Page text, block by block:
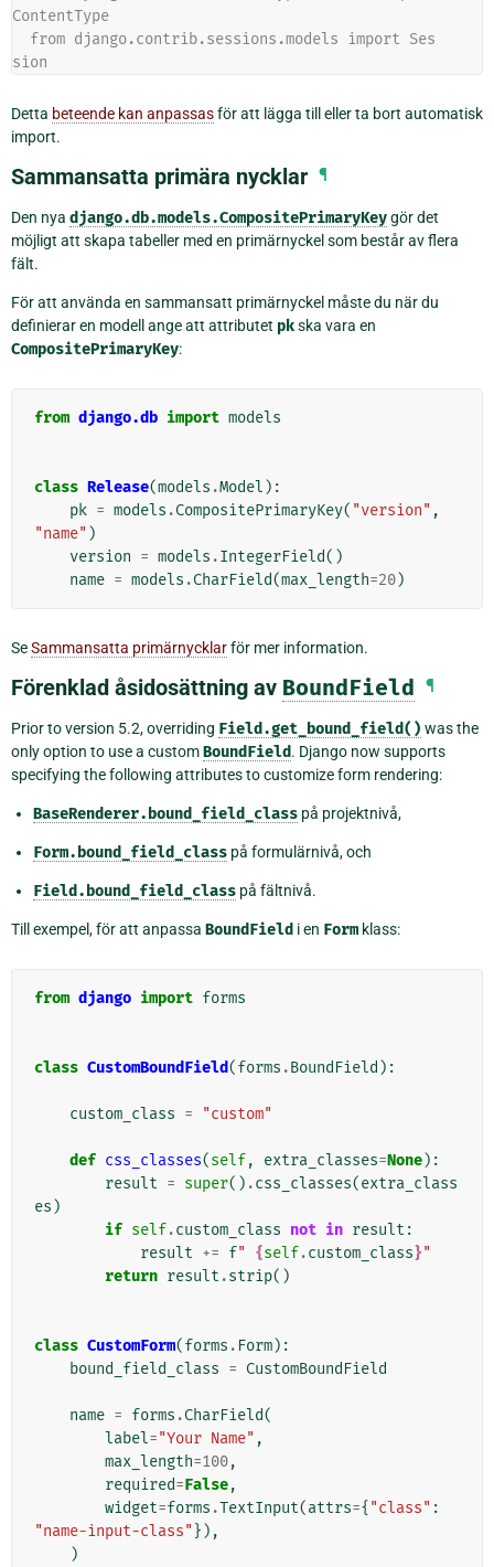
ContentType
sion
Detta beteende kan anpassasför att lägga till eller ta bort automatisk
import.
Sammansatta primära nycklar ¶
Den nya django.db.models.CompositePrimaryKeygör det
möjligt att skapa tabeller med en primärnyckel som består av flera
fält.
För att använda en sammansatt primärnyckel måste du när du
definierar en modell ange att attributet pkska vara en
CompositePrimaryKey:
from django.db import models
class Release(models .Model ):
pk = models .CompositePrimaryKey( "version" ,
"name" )
version = models .IntegerField()
name = models .CharField(max_length=20)
SeSammansatta primärnycklarför mer information.
Förenklad åsidosättning av BoundField ¶
Prior to version 5.2, overriding Field.get_bound_field() was the
only option to use a customBoundField. Django now supports
specifying the following attributes to customize form rendering:
BaseRenderer.bound_field_class på projektnivå,
Form.bound_field_class på formulärnivå, och
Field.bound_field_class på fältnivå.
Till exempel, för att anpassa BoundField i en Form klass:
from django import forms
class CustomBoundField(forms .BoundField ):
custom_class = "custom"
def css_classes(self, extra_classes=None):
result = super() .css_classes(extra_class
es )
if self.custom_class not in result :
result += f" {self.custom_class}"
return result .strip()
class CustomForm(forms . Form):
bound_field_class = CustomBoundField
name = forms .CharField(
label="Your Name" ,
max_length=100,
required=False,
widget=forms .TextInput(attrs={ "class" :
"name-input-class" }),
)